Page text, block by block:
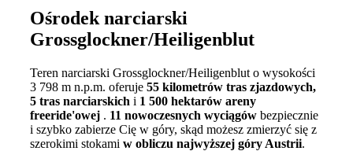
Ośrodek narciarski
Grossglockner/Heiligenblut
Teren narciarski Grossglockner/Heiligenblut o wysokości
3 798 m n.p.m. oferuje 55 kilometrów tras zjazdowych,
5 tras narciarskich i 1 500 hektarów areny
freeride'owej . 11 nowoczesnych wyciągów bezpiecznie
i szybko zabierze Cię w góry, skąd możesz zmierzyć się z
szerokimi stokami w obliczu najwyższej góry Austrii.